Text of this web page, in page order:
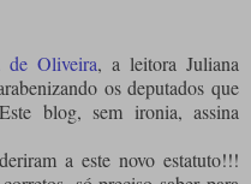
de Oliveira, a leitora Juliana
os deputados que
blog, sem ironia, assina
a este novo estatuto!!!